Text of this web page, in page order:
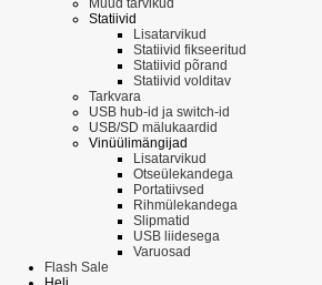
Muud tarvikud
Statiivid
Lisatarvikud
Statiivid fikseeritud
Statiivid põrand
Statiivid volditav
Tarkvara
USB hub-id ja switch-id
USB/SD mälukaardid
Vinüülimängijad
Lisatarvikud
Otseülekandega
Portatiivsed
Rihmülekandega
Slipmatid
USB liidesega
Varuosad
Flash Sale